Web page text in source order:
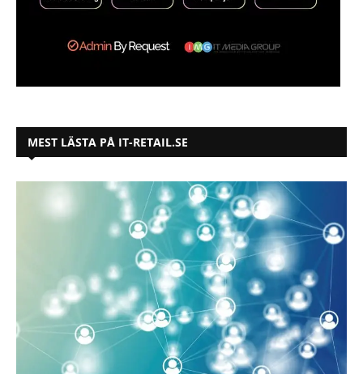
MEST LÄSTA PÅ IT-RETAIL.SE